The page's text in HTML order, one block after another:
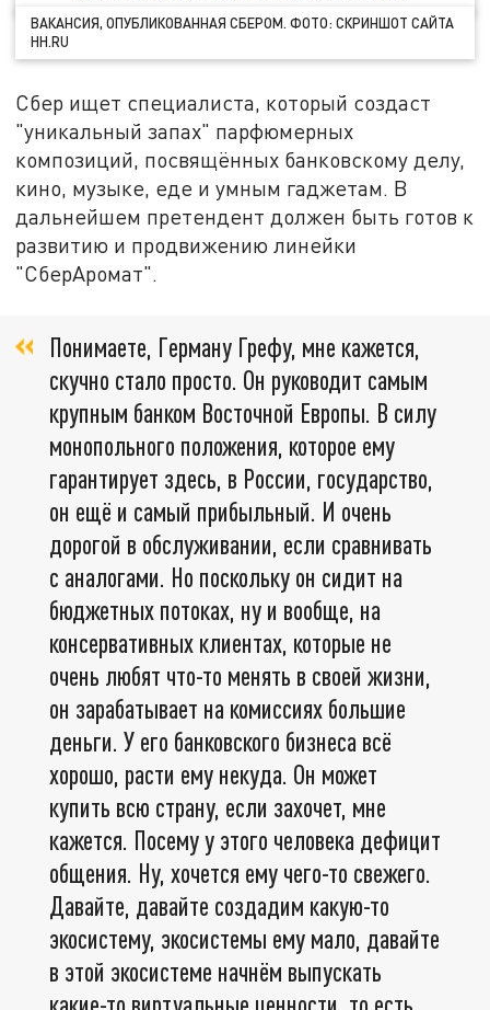
ВАКАНСИЯ, ОПУБЛИКОВАННАЯ СБЕРОМ. ФОТО: СКРИНШОТ САЙТА
HH.RU
Сбер ищет специалиста, который создаст
"уникальный запах" парфюмерных
композиций, посвящённых банковскому делу,
кино, музыке, еде и умным гаджетам. В
дальнейшем претендент должен быть готов к
развитию и продвижению линейки
"СберАромат".
Понимаете, Герману Грефу, мне кажется,
скучно стало просто. Он руководит самым
крупным банком Восточной Европы. В силу
монопольного положения, которое ему
гарантирует здесь, в России, государство,
он ещё и самый прибыльный. И очень
дорогой в обслуживании, если сравнивать
с аналогами. Но поскольку он сидит на
бюджетных потоках, ну и вообще, на
консервативных клиентах, которые не
очень любят что-то менять в своей жизни,
он зарабатывает на комиссиях большие
деньги. У его банковского бизнеса всё
хорошо, расти ему некуда. Он может
купить всю страну, если захочет, мне
кажется. Посему у этого человека дефицит
общения. Ну, хочется ему чего-то свежего.
Давайте, давайте создадим какую-то
экосистему, экосистемы ему мало, давайте
в этой экосистеме начнём выпускать